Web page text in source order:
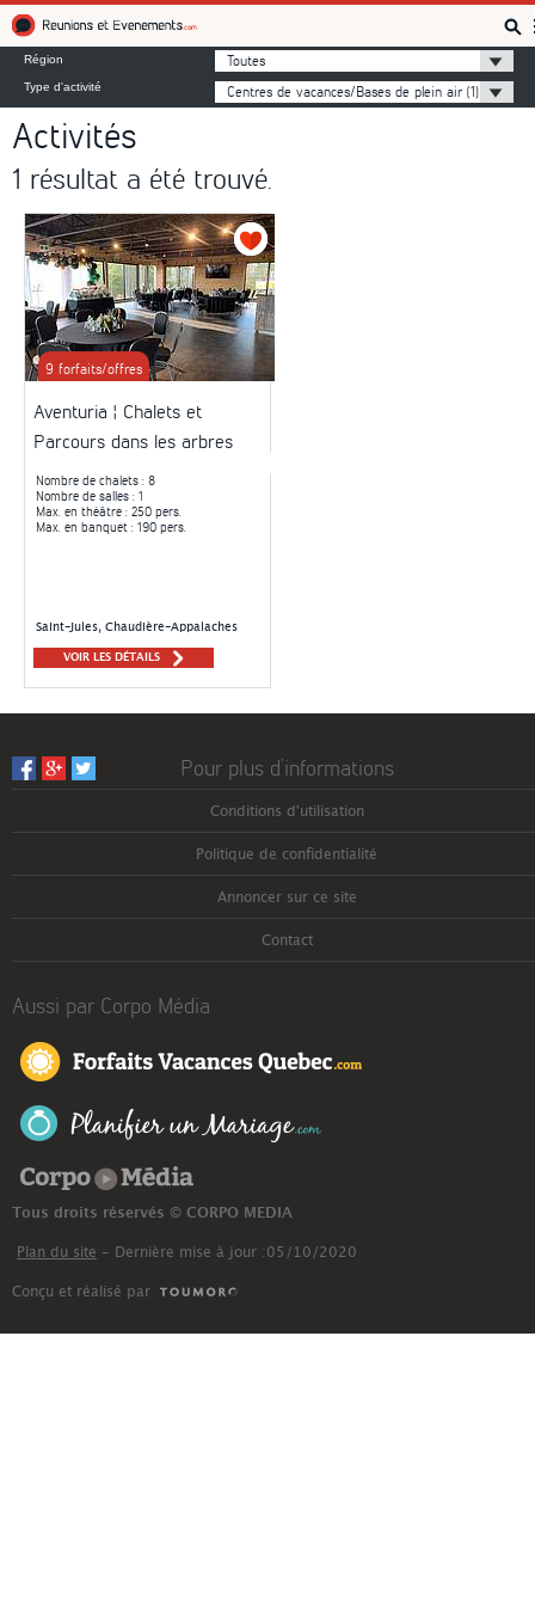
Région Toutes
Type d'activité Centres de vacances/Bases de plein air (1)
Activités
1 résultat a été trouvé.
9 forfaits/offres
Aventuria ¦ Chalets et
Parcours dans les arbres
Nombre de chalets : 8
Nombre de salles : 1
Max. en théâtre : 250 pers.
Max. en banquet : 190 pers.
Saint-Jules, Chaudière-Appalaches
VOIR LES DÉTAILS
Pour plus d’informations
Conditions d'utilisation
Politique de confidentialité
Annoncer sur ce site
Contact
Aussi par Corpo Média
Tous droits réservés © CORPO MEDIA
Plan du site - Dernière mise à jour :05/10/2020
Conçu et réalisé par